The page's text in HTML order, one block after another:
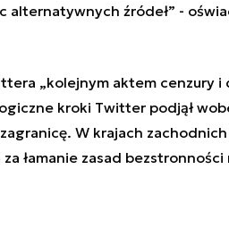
alternatywnych źródeł” -
„kolejnym aktem cenzury i
kroki Twitter podjął
W krajach zachodnich
łamanie zasad